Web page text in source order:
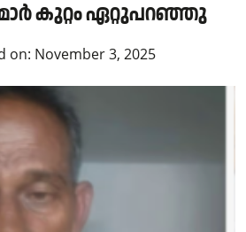
കുറ്റം ഏറ്റുപറഞ്ഞു
on: November 3, 2025